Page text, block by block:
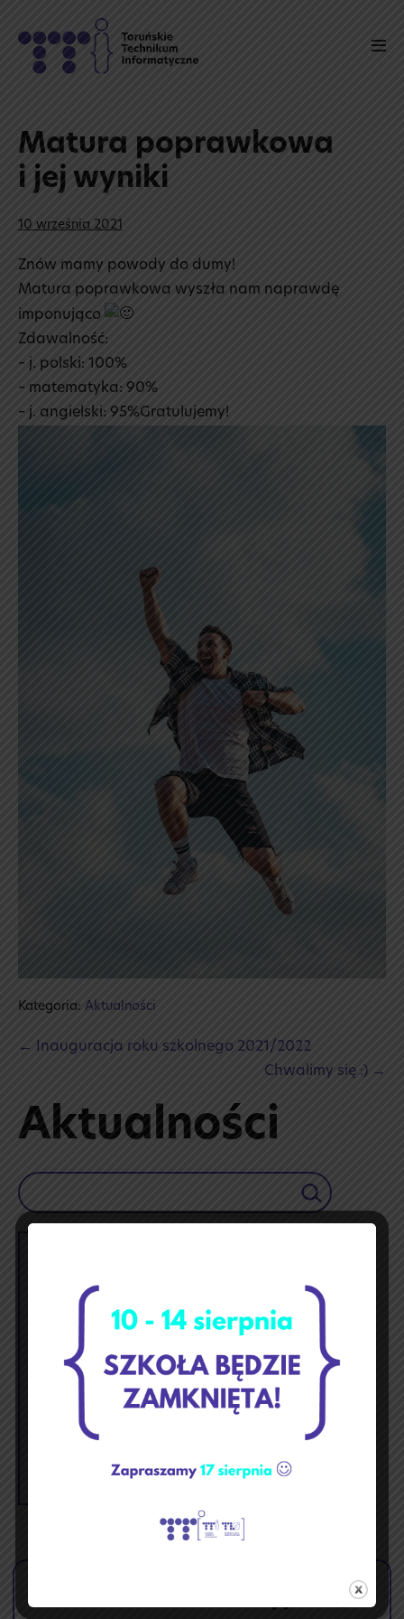
content
Aktualności
Szukaj
w
1
2 3 4
5
8 9 10 11
12
14 15 16 17 18
19
22 23 24 25
26
« sie paź »
Matura poprawkowa
i jej wyniki
10 września 2021
Znów mamy powody do dumy!
Matura poprawkowa wyszła nam naprawdę
imponująco
Zdawalność:
– j. polski: 100%
– matematyka: 90%
– j. angielski: 95%Gratulujemy!
Kategoria: Aktualności
Post
← Inauguracja roku szkolnego 2021/2022
Chwalimy się :) →
🏝️ Przerwa wakacyjna ☀️